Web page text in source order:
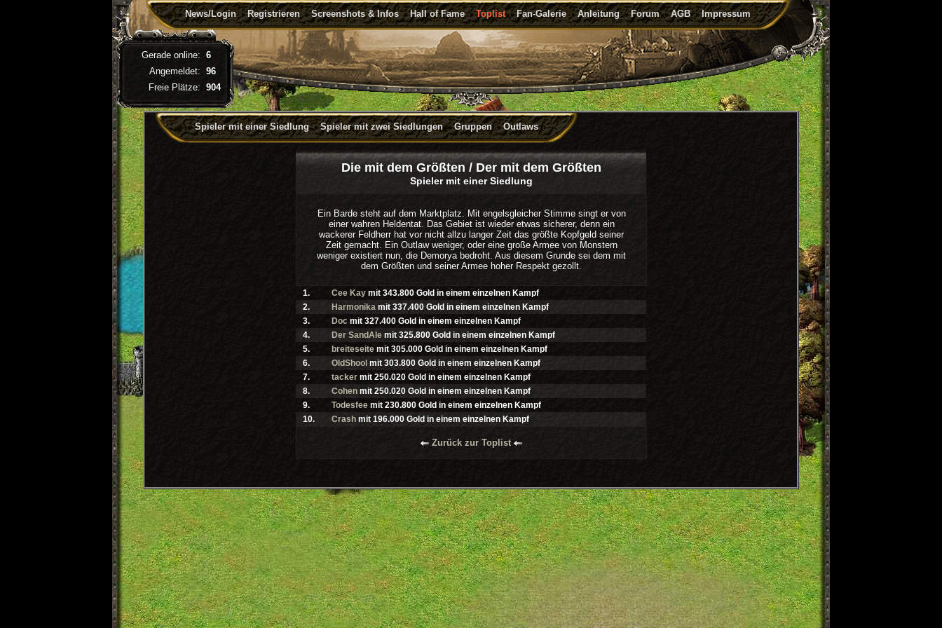
News/Login Registrieren Screenshots & Infos Hall of Fame Toplist Fan-Galerie Anleitung Forum AGB Impressum
Spieler mit einer Siedlung Spieler mit zwei Siedlungen Gruppen Outlaws
Die mit dem Größten / Der mit dem Größten
Spieler mit einer Siedlung
Ein Barde steht auf dem Marktplatz. Mit engelsgleicher Stimme singt er von
einer wahren Heldentat. Das Gebiet ist wieder etwas sicherer, denn ein
wackerer Feldherr hat vor nicht allzu langer Zeit das größte Kopfgeld seiner
Zeit gemacht. Ein Outlaw weniger, oder eine große Armee von Monstern
weniger existiert nun, die Demorya bedroht. Aus diesem Grunde sei dem mit
dem Größten und seiner Armee hoher Respekt gezollt.
1. Cee Kay mit 343.800 Gold in einem einzelnen Kampf
2.
Harmonika mit 337.400 Gold in einem einzelnen Kampf
3.
Doc mit 327.400 Gold in einem einzelnen Kampf
4.
Der SandAle mit 325.800 Gold in einem einzelnen Kampf
5.
breiteseite mit 305.000 Gold in einem einzelnen Kampf
6.
OldShool mit 303.800 Gold in einem einzelnen Kampf
7.
tacker mit 250.020 Gold in einem einzelnen Kampf
8.
Cohen mit 250.020 Gold in einem einzelnen Kampf
9.
Todesfee mit 230.800 Gold in einem einzelnen Kampf
10.
Crash mit 196.000 Gold in einem einzelnen Kampf
Zurück zur Toplist
Gerade online: 6
Angemeldet: 96
Freie Plätze: 904